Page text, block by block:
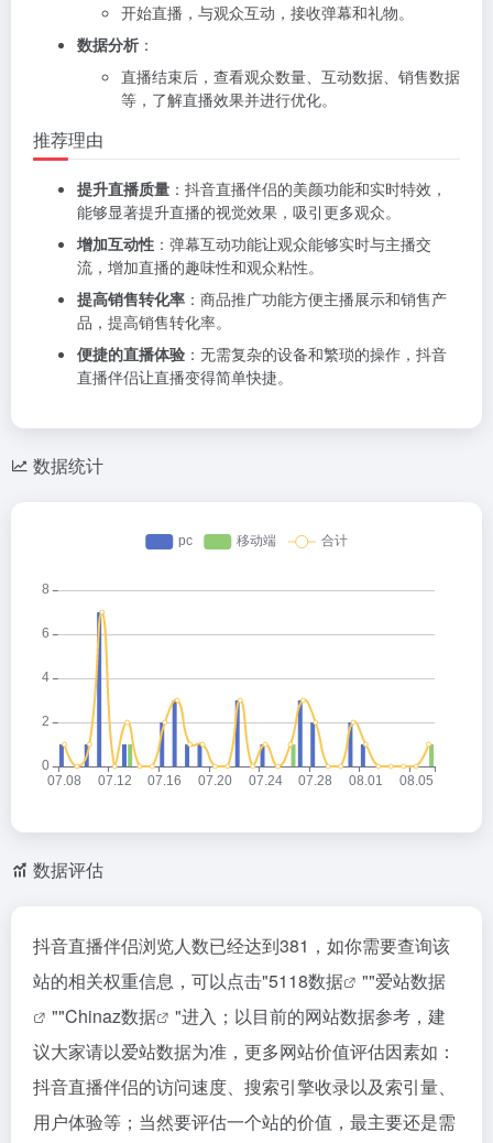
开始直播，与观众互动，接收弹幕和礼物。
数据分析 ：
直播结束后，查看观众数量、互动数据、销售数据
等，了解直播效果并进行优化。
推荐理由
提升直播质量 ：抖音直播伴侣的美颜功能和实时特效，
能够显著提升直播的视觉效果，吸引更多观众。
增加互动性 ：弹幕互动功能让观众能够实时与主播交
流，增加直播的趣味性和观众粘性。
提高销售转化率 ：商品推广功能方便主播展示和销售产
品，提高销售转化率。
便捷的直播体验 ：无需复杂的设备和繁琐的操作，抖音
直播伴侣让直播变得简单快捷。
数据统计
数据评估
抖音直播伴侣浏览人数已经达到381，如你需要查询该
站的相关权重信息，可以点击"5118数据 ""爱站数据
""Chinaz数据
"进入；以目前的网站数据参考，建
议大家请以爱站数据为准，更多网站价值评估因素如：
抖音直播伴侣的访问速度、搜索引擎收录以及索引量、
用户体验等；当然要评估一个站的价值，最主要还是需